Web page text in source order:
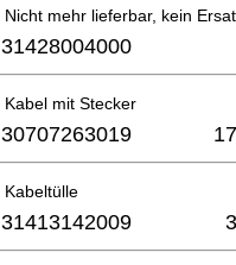
Nicht mehr lieferbar, kein
31428004000
Kabel mit Stecker
30707263019
Kabeltülle
31413142009